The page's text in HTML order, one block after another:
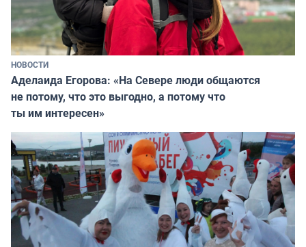
НОВОСТИ
Аделаида Егорова: «На Севере люди общаются
не потому, что это выгодно, а потому что
ты им интересен»